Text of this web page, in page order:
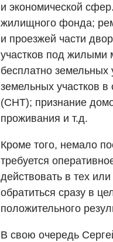
и экономической
жилищного фонда;
и проезжей части
участков под жилыми
бесплатно
земельных участков
(СНТ); признание
проживания и т.д.
Кроме того, немало
требуется
действовать в тех
обратиться сразу в
положительного
В свою очередь